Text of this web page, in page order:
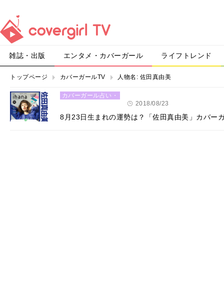
雑誌・出版 エンタメ・カバーガール ライフトレンド
トップページ カバーガールTV 人物名: 佐田真由美
カバーガール占い・
2018/08/23
8月23日生まれの運勢は？「佐田真由美」カバー